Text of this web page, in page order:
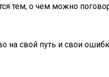
тем, о чем можно
на свой путь и свои